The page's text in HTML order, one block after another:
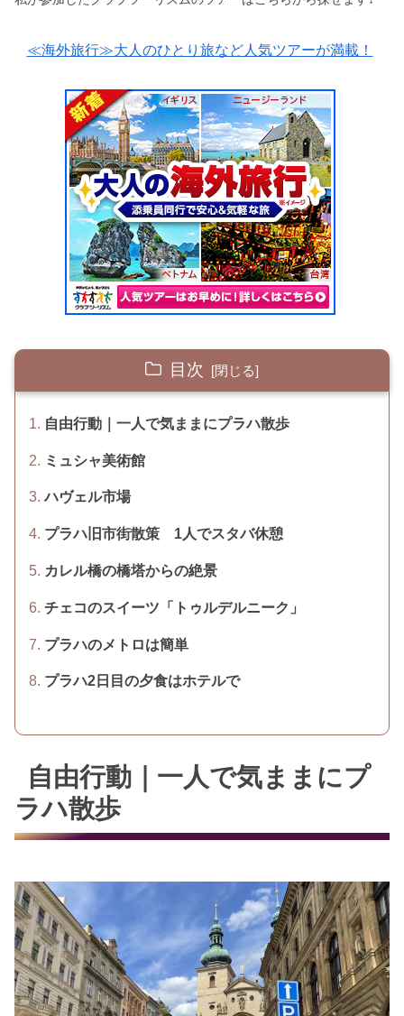
≪海外旅行≫大人のひとり旅など人気ツアーが満載！
目次
自由行動｜一人で気ままにプラハ散歩
ミュシャ美術館
ハヴェル市場
プラハ旧市街散策 1人でスタバ休憩
カレル橋の橋塔からの絶景
チェコのスイーツ「トゥルデルニーク」
プラハのメトロは簡単
プラハ2日目の夕食はホテルで
自由行動｜一人で気ままにプ
ラハ散歩